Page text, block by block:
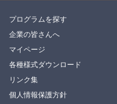
プログラムを探す
企業の皆さんへ
マイページ
各種様式ダウンロード
リンク集
個人情報保護方針